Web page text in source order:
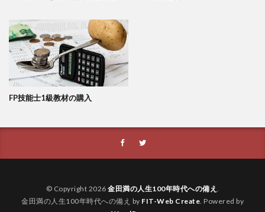
FP技能士1級教材の購入
© Copyright 2026 金田満の人生100年時代への備え .
金田満の人生100年時代への備え by FIT-Web Create. Powered by